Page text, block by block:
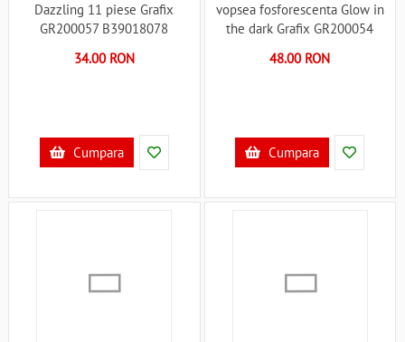
Dazzling 11 piese Grafix
GR200057 B39018078
34.00 RON
Cumpara
vopsea fosforescenta Glow in
the dark Grafix GR200054
48.00 RON
Cumpara